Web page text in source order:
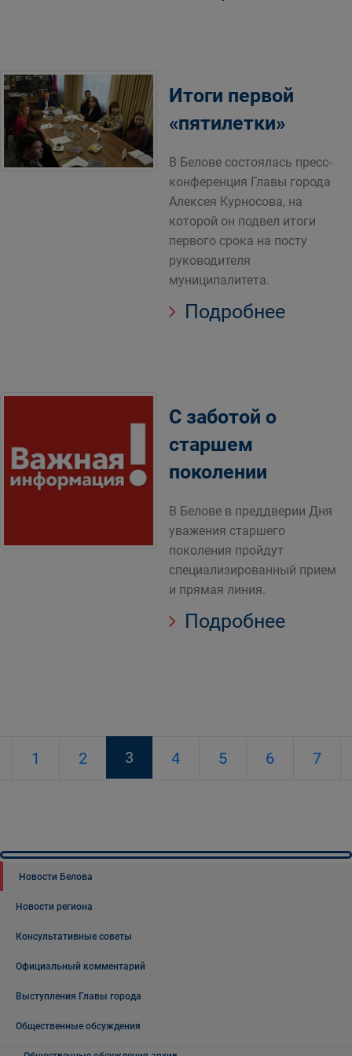
Итоги первой
«пятилетки»
В Белове состоялась пресс-
конференция Главы города
Алексея Курносова, на
которой он подвел итоги
первого срока на посту
руководителя
муниципалитета.
Подробнее
С заботой о
старшем
поколении
В Белове в преддверии Дня
уважения старшего
поколения пройдут
специализированный прием
и прямая линия.
Подробнее
1 2 3 4 5 6 7
Новости Белова
Новости региона
Консультативные советы
Официальный комментарий
Выступления Главы города
Общественные обсуждения